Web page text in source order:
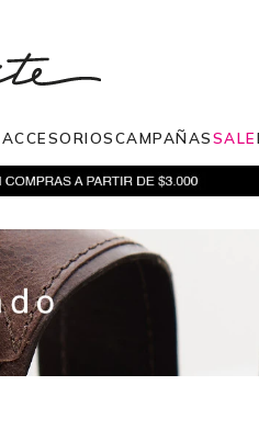
ACCESORIOSCAMPAÑASSALE